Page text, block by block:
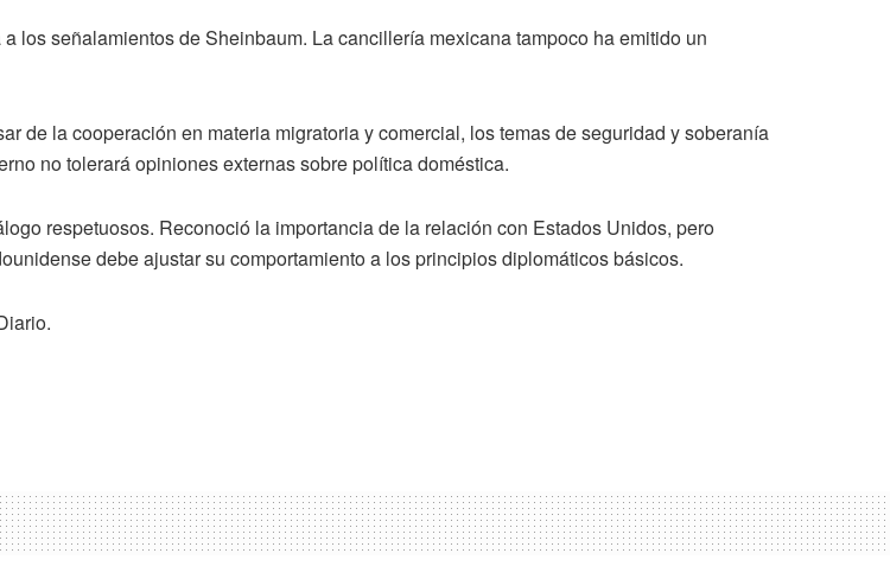
los señalamientos de Sheinbaum. La cancillería mexicana tampoco ha emitido un
de la cooperación en materia migratoria y comercial, los temas de seguridad y soberanía
no tolerará opiniones externas sobre política doméstica.
respetuosos. Reconoció la importancia de la relación con Estados Unidos, pero
debe ajustar su comportamiento a los principios diplomáticos básicos.